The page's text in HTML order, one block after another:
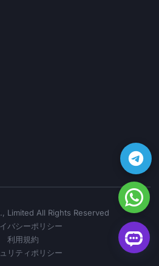
Limited All Rights Reserved
バシーポリシー
利用規約
リティポリシー